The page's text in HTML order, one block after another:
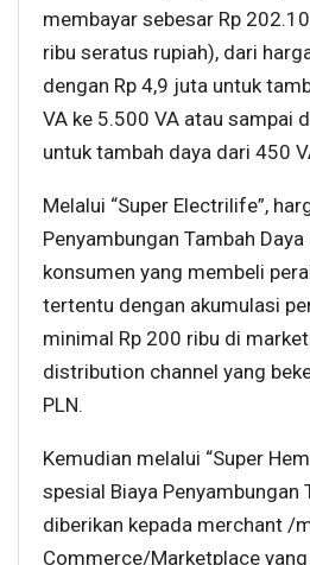
membayar sebesar Rp
ribu seratus rupiah), dari
dengan Rp 4,9 juta untuk
VA ke 5.500 VA atau sampai
untuk tambah daya dari 450
Melalui “Super Electrilife”,
Penyambungan Tambah
konsumen yang membeli
tertentu dengan akumulasi
minimal Rp 200 ribu di
distribution channel yang
PLN.
Kemudian melalui “Super
spesial Biaya Penyambungan
diberikan kepada merchant /
Commerce/Marketplace